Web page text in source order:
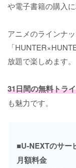
や電子書籍の購入に
アニメのラインナ
「
放題で楽しめます。
31日間の無料トラ
も魅力です。
■U‐NEXTのサー
月額料金